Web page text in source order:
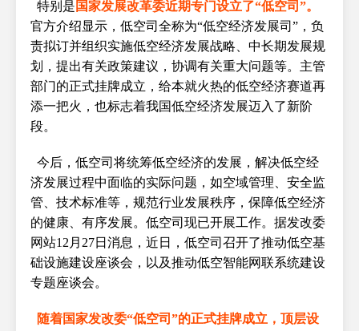
特别是 国家发展改革委近期专门设立了“低空司”。
官方介绍显示，低空司全称为“低空经济发展司”，负
责拟订并组织实施低空经济发展战略、中长期发展规
划，提出有关政策建议，协调有关重大问题等。主管
部门的正式挂牌成立，给本就火热的低空经济赛道再
添一把火，也标志着我国低空经济发展迈入了新阶
段。
今后，低空司将统筹低空经济的发展，解决低空经
济发展过程中面临的实际问题，如空域管理、安全监
管、技术标准等，规范行业发展秩序，保障低空经济
的健康、有序发展。低空司现已开展工作。据发改委
网站12月27日消息，近日，低空司召开了推动低空基
础设施建设座谈会，以及推动低空智能网联系统建设
专题座谈会。
随着国家发改委“低空司”的正式挂牌成立，顶层设